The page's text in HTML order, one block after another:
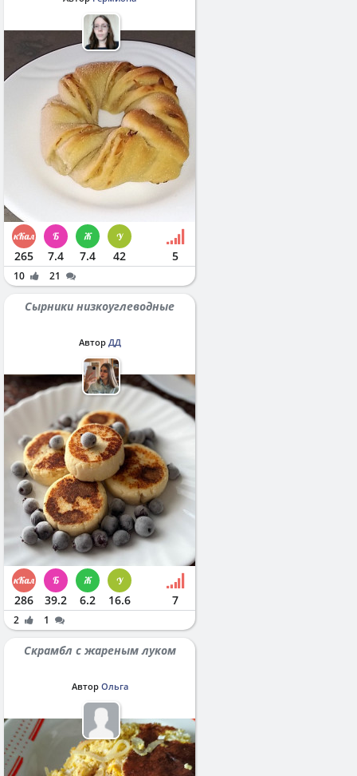
265 7.4 7.4 42 5
10 21
Сырники низкоуглеводные
Автор ДД
286 39.2 6.2 16.6 7
2 1
Скрамбл с жареным луком
Автор Ольга